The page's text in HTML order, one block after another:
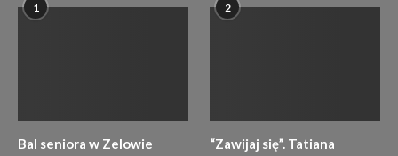
1
Bal seniora w Zelowie
2
“Zawijaj się”. Tatiana